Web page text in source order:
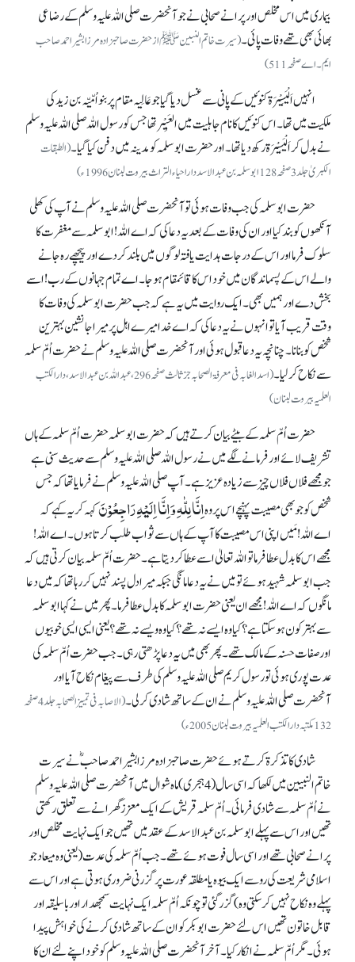
بیماری میں اس مخلص اور پرانے صحابی نے جو آنحضرت صلی اللہ علیہ وسلم کے رضاعی
بھائی بھی تھے وفات پائی۔(سیرت خاتم النبینﷺ از حضرت صاحبزادہ مرزا بشیر احمد صاحب
ایم۔ اے صفحہ511)
انہیں اَلْیَسِیْرَۃ کنوئیں کے پانی سے غسل دیا گیا جو عَالِیہ مقام پر بنو اُمّیّہ بن زید کی
ملکیت میں تھا۔ اس کنوئیں کا نام جاہلیت میں العَبِیْر تھا جس کو رسول اللہ صلی اللہ علیہ وسلم
نے بدل کر اَلْیَسِیْرَۃ رکھ دیا تھا۔ اور حضرت ابو سلمہ کو مدینہ میں دفن کیا گیا۔(الطبقات
الکبریٰ جلد 3 صفحہ 128 ابو سلمہ بن عبدالاسد داراحیاء التراث بیروت لبنان 1996ء)
حضرت ابوسلمہ کی جب وفات ہوئی تو آنحضرت صلی اللہ علیہ وسلم نے آپ کی کھلی
آنکھوں کو بند کیا اور ان کی وفات کے بعد یہ دعا کی کہ اے اللہ! ابوسلمہ سے مغفرت کا
سلوک فرما اور اس کے درجات ہدایت یافتہ لوگوں میں بلند کر دے اور پیچھے رہ جانے
والے اس کے پسماندگان میں خود اس کا قائمقام ہو جا۔ اے تمام جہانوں کے رب! اسے
بخش دے اور ہمیں بھی۔ ایک روایت میں یہ ہے کہ جب حضرت ابوسلمہ کی وفات کا
وقت قریب آیا تو انہوں نے یہ دعا کی کہ اے خدا میرے اہل پر میرا جانشین بہترین
شخص کو بنانا۔ چنانچہ یہ دعا قبول ہوئی اور آنحضرت صلی اللہ علیہ وسلم نے حضرت اُمّ سلمہ
سے نکاح کر لیا۔
(اسدالغابہ فی معرفۃ الصحابہ جز ثالث صفحہ296، عبداللہ بن عبدالاسد، دارالکتب
العلمیہ بیروت لبنان)
حضرت اُمّ سلمہ کے بیٹے بیان کرتے ہیں کہ حضرت ابوسلمہ حضرت اُمّ سلمہ کے ہاں
تشریف لائے اور فرمانے لگے میں نے رسول اللہ صلی اللہ علیہ وسلم سے حدیث سنی ہے
جو مجھے فلاں فلاں چیز سے زیادہ عزیز ہے۔ آپ صلی اللہ علیہ وسلم نے فرمایا تھا کہ جس
شخص کو جو بھی مصیبت پہنچے اس پر وہاِنَّا لِلّٰہِ وَاِنَّا اِلَیْہِ رَاجِعُوْنَکہہ کر یہ کہے کہ
اے اللہ! مَیں اپنی اس مصیبت کا آپ کے ہاں سے ثواب طلب کرتا ہوں۔ اے اللہ!
مجھے اس کا بدل عطا فرما تو اللہ تعالیٰ اسے عطا کر دیتا ہے۔ حضرت اُمّ سلمہ بیان کرتی ہیں کہ
جب ابوسلمہ شہید ہوئے تو میں نے یہ دعا مانگی جبکہ میرا دل پسندنہیں کر رہا تھا کہ میں دعا
مانگوں کہ اے اللہ! مجھے ان یعنی حضرت ابوسلمہ کا بدل عطا فرما۔ پھر میں نے کہا ابوسلمہ
سے بہتر کون ہو سکتا ہے؟ کیا وہ ایسے نہ تھے؟ کیا وہ ویسے نہ تھے؟ یعنی ایسی ایسی خوبیوں
اور صفات حسنہ کے مالک تھے۔ پھر بھی میں یہ دعا پڑھتی رہی۔ جب حضرت اُمّ سلمہ کی
عدت پوری ہوئی تو رسول کریم صلی اللہ علیہ وسلم کی طرف سے پیغام نکاح آیا اور
آنحضرت صلی اللہ علیہ وسلم نے ان کے ساتھ شادی کر لی۔
(الاصابہ فی تمییز الصحابہ جلد 4 صفحہ
132 مکتبہ دارالکتب العلمیہ بیروت لبنان 2005ء)
شادی کا تذکرۃ کرتے ہوئے حضرت صاحبزادہ مرزا بشیر احمد صاحبؓ نے سیرت
خاتم النبیین میں لکھا کہ اسی سال (4ہجری) ماہ شوال میں آنحضرت صلی اللہ علیہ وسلم
نے اُمّ سلمہ سے شادی فرمائی۔ اُمّ سلمہ قریش کے ایک معزز گھرانے سے تعلق رکھتی
تھیں اور اس سے پہلے ابوسلمہ بن عبدالاسد کے عقد میں تھیں جو ایک نہایت مخلص اور
پرانے صحابی تھے اور اسی سال فوت ہوئے تھے۔ جب اُمّ سلمہ کی عدت (یعنی وہ میعاد جو
اسلامی شریعت کی رو سے ایک بیوہ یا مطلقہ عورت پر گزرنی ضروری ہوتی ہے اور اس سے
پہلے وہ نکاح نہیں کر سکتی وہ) گزر گئی تو چونکہ اُمّ سلمہ ایک نہایت سمجھدار اور باسلیقہ اور
قابل خاتون تھیں اس لئے حضرت ابوبکر کو ان کے ساتھ شادی کرنے کی خواہش پیدا
ہوئی۔ مگر اُمّ سلمہ نے انکار کیا۔ آخر آنحضرت صلی اللہ علیہ وسلم کو خود اپنے لئے ان کا